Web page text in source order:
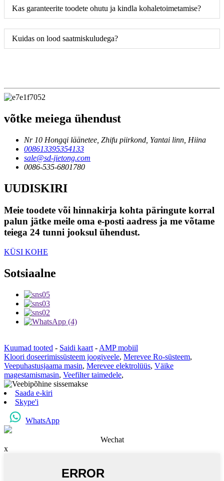
Kas garanteerite toodete ohutu ja kindla kohaletoimetamise?
Kuidas on lood saatmiskuludega?
võtke meiega ühendust
Nr 10 Hongqi läänetee, Zhifu piirkond, Yantai linn, Hiina
008613395354133
sale@sd-jietong.com
0086-535-6801780
UUDISKIRI
Meie toodete või hinnakirja kohta päringute korral
palun jätke meile oma e-posti aadress ja me võtame
teiega 24 tunni jooksul ühendust.
KÜSI KOHE
Sotsiaalne
Kuumad tooted - Saidi kaart - AMP mobiil
Kloori doseerimissüsteem joogiveele, Merevee Ro-süsteem,
Veepuhastusjaama masin, Merevee elektrolüüs, Väike
magestamismasin, Veefilter taimedele,
Saada e-kiri
Skype'i
WhatsApp
Wechat
x